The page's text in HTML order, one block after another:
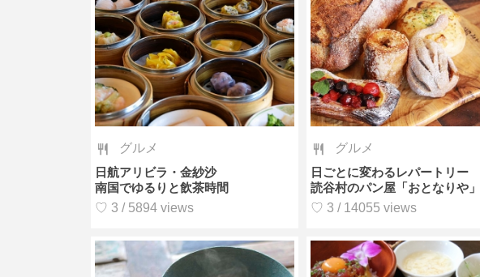
グルメ
日航アリビラ・金紗沙
南国でゆるりと飲茶時間
♡ 3 / 5894 views
グルメ
日ごとに変わるレパートリー
読谷村のパン屋「おとなりや」
♡ 3 / 14055 views